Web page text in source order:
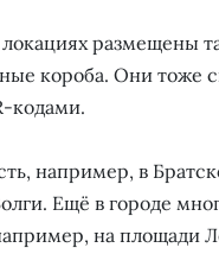
размещены
короба. Они тоже
кодами.
например, в
Ещё в городе
на площади